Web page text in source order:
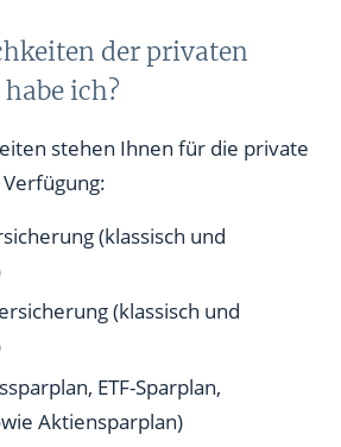
der privaten
ich?
stehen Ihnen für die private
(klassisch und
(klassisch und
ETF-Sparplan,
Aktiensparplan)